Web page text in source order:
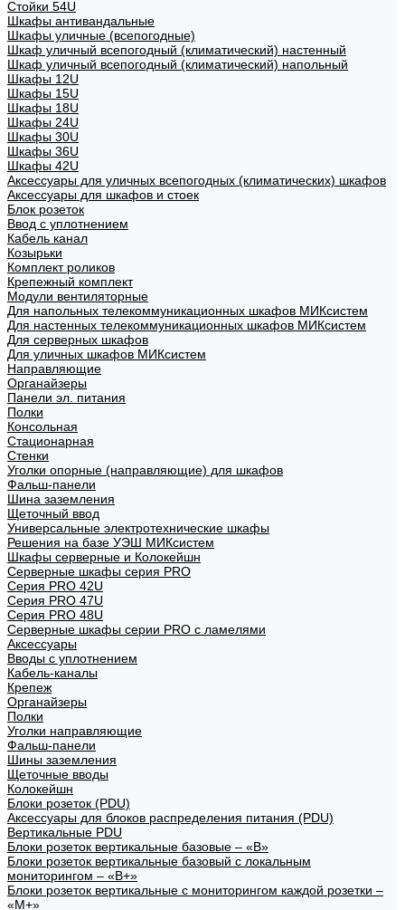
Стойки 54U
Шкафы антивандальные
Шкафы уличные (всепогодные)
Шкаф уличный всепогодный (климатический) настенный
Шкаф уличный всепогодный (климатический) напольный
Шкафы 12U
Шкафы 15U
Шкафы 18U
Шкафы 24U
Шкафы 30U
Шкафы 36U
Шкафы 42U
Аксессуары для уличных всепогодных (климатических) шкафов
Аксессуары для шкафов и стоек
Блок розеток
Ввод с уплотнением
Кабель канал
Козырьки
Комплект роликов
Крепежный комплект
Модули вентиляторные
Для напольных телекоммуникационных шкафов МИКсистем
Для настенных телекоммуникационных шкафов МИКсистем
Для серверных шкафов
Для уличных шкафов МИКсистем
Направляющие
Органайзеры
Панели эл. питания
Полки
Консольная
Стационарная
Стенки
Уголки опорные (направляющие) для шкафов
Фальш-панели
Шина заземления
Щеточный ввод
Универсальные электротехнические шкафы
Решения на базе УЭШ МИКсистем
Шкафы серверные и Колокейшн
Серверные шкафы серия PRO
Серия PRO 42U
Серия PRO 47U
Серия PRO 48U
Серверные шкафы серии PRO с ламелями
Аксессуары
Вводы с уплотнением
Кабель-каналы
Крепеж
Органайзеры
Полки
Уголки направляющие
Фальш-панели
Шины заземления
Щеточные вводы
Колокейшн
Блоки розеток (PDU)
Аксессуары для блоков распределения питания (PDU)
Вертикальные PDU
Блоки розеток вертикальные базовые – «В»
Блоки розеток вертикальные базовый с локальным
мониторингом – «В+»
Блоки розеток вертикальные с мониторингом каждой розетки –
«М+»